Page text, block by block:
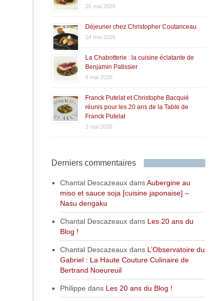
26 mai 2026
Déjeuner chez Christopher Coutanceau
14 mai 2026
La Chabotterie : la cuisine éclatante de
Benjamin Patissier
8 mai 2026
Franck Putelat et Christophe Bacquié
réunis pour les 20 ans de la Table de
Franck Putelat
3 mai 2026
Derniers commentaires
Chantal DescazeauxdansAubergine au
miso et sauce soja [cuisine japonaise] –
Nasu dengaku
Chantal Descazeauxdans Les 20 ans du
Blog !
Chantal Descazeauxdans L’Observatoire du
Gabriel : La Haute Couture Culinaire de
Bertrand Noeureuil
Philippe dans Les 20 ans du Blog !